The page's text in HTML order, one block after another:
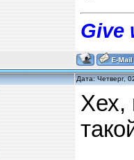
Give
Дата: Четверг,
Хех,